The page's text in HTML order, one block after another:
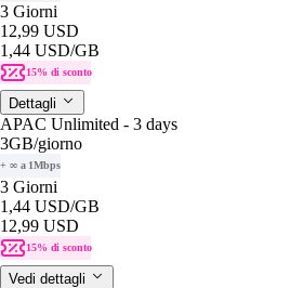
3 Giorni
12,99 USD
1,44 USD/GB
15% di sconto
Dettagli
APAC Unlimited - 3 days
3GB/giorno
+ ∞ a 1Mbps
3 Giorni
1,44 USD/GB
12,99 USD
15% di sconto
Vedi dettagli